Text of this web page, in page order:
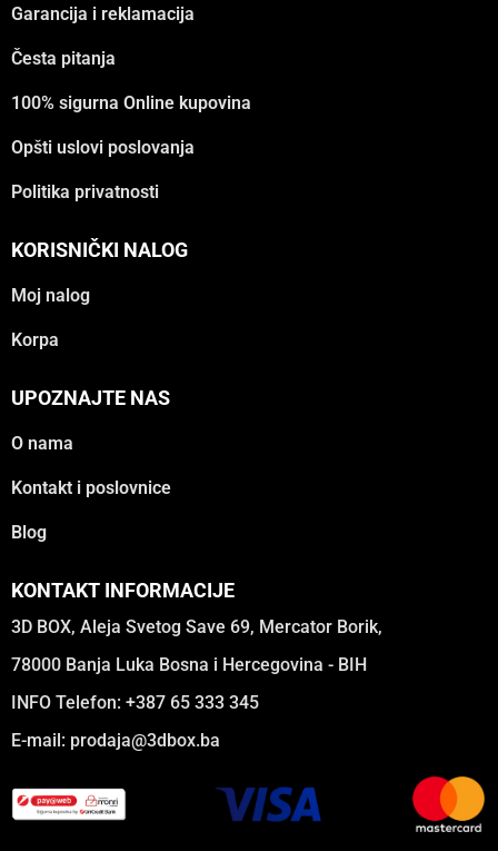
Garancija i reklamacija
Česta pitanja
100% sigurna Online kupovina
Opšti uslovi poslovanja
Politika privatnosti
KORISNIČKI NALOG
Moj nalog
Korpa
UPOZNAJTE NAS
O nama
Kontakt i poslovnice
Blog
KONTAKT INFORMACIJE
3D BOX, Aleja Svetog Save 69, Mercator Borik,
78000 Banja Luka Bosna i Hercegovina - BIH
INFO Telefon: +387 65 333 345
E-mail: prodaja@3dbox.ba